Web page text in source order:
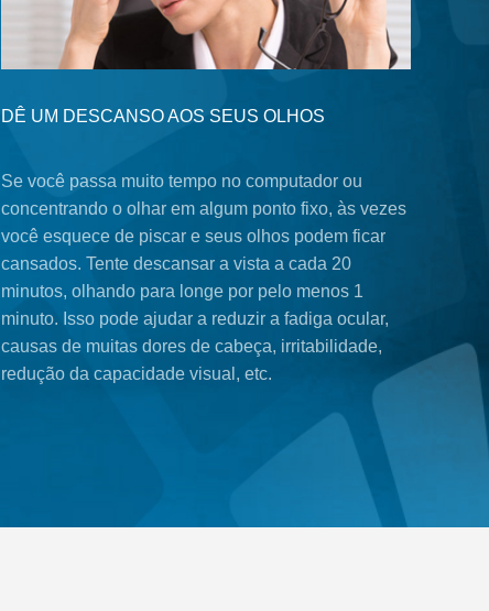
DÊ UM DESCANSO AOS SEUS OLHOS
Se você passa muito tempo no computador ou
concentrando o olhar em algum ponto fixo, às vezes
você esquece de piscar e seus olhos podem ficar
cansados. Tente descansar a vista a cada 20
minutos, olhando para longe por pelo menos 1
minuto. Isso pode ajudar a reduzir a fadiga ocular,
causas de muitas dores de cabeça, irritabilidade,
redução da capacidade visual, etc.